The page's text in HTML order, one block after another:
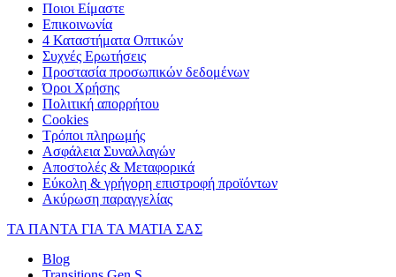
Ποιοι Είμαστε
Επικοινωνία
4 Καταστήματα Οπτικών
Συχνές Ερωτήσεις
Προστασία προσωπικών δεδομένων
Όροι Χρήσης
Πολιτική απορρήτου
Cookies
Τρόποι πληρωμής
Ασφάλεια Συναλλαγών
Αποστολές & Μεταφορικά
Εύκολη & γρήγορη επιστροφή προϊόντων
Ακύρωση παραγγελίας
ΤΑ ΠΑΝΤΑ ΓΙΑ ΤΑ ΜΑΤΙΑ ΣΑΣ
Blog